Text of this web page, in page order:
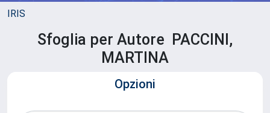
IRIS
Sfoglia per Autore PACCINI,
MARTINA
Opzioni